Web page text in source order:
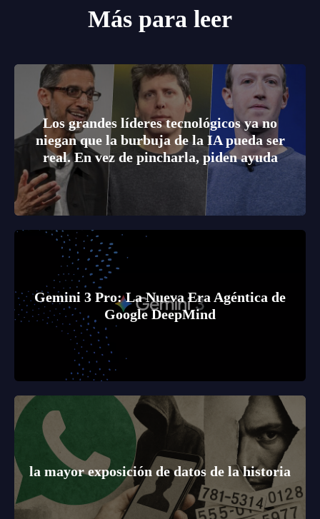
Más para leer
Los grandes líderes tecnológicos ya no
niegan que la burbuja de la IA pueda ser
real. En vez de pincharla, piden ayuda
Gemini 3 Pro: La Nueva Era Agéntica de
Google DeepMind
la mayor exposición de datos de la historia